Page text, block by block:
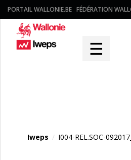
PORTAIL WALLONIE.BE FÉDÉRATION
☰
Iweps / I004-REL.SOC-